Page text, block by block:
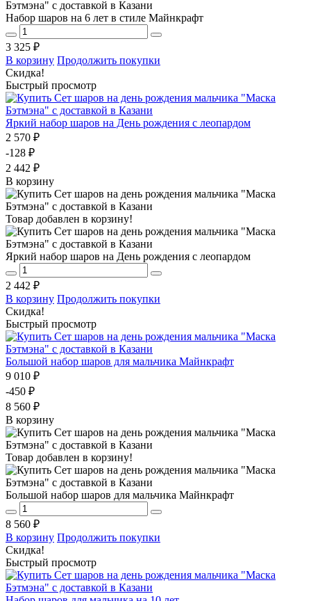
Набор шаров на 6 лет в стиле Майнкрафт
3 325 ₽
В корзину Продолжить покупки
Скидка!
Быстрый просмотр
Яркий набор шаров на День рождения с леопардом
2 570 ₽
-128 ₽
2 442 ₽
В корзину
Товар добавлен в корзину!
Яркий набор шаров на День рождения с леопардом
2 442 ₽
В корзину Продолжить покупки
Скидка!
Быстрый просмотр
Большой набор шаров для мальчика Майнкрафт
9 010 ₽
-450 ₽
8 560 ₽
В корзину
Товар добавлен в корзину!
Большой набор шаров для мальчика Майнкрафт
8 560 ₽
В корзину Продолжить покупки
Скидка!
Быстрый просмотр